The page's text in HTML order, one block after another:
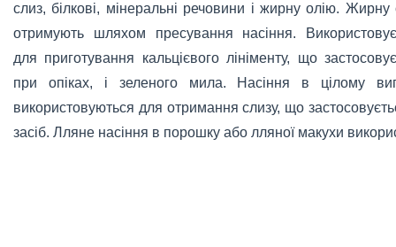
слиз, білкові, мінеральні речовини і жирну олію. Жирну
отримують шляхом пресування насіння.
для приготування кальцієвого лініменту, що
при опіках, і зеленого мила. Насіння в цілому
використовуються для отримання слизу, що
засіб. Лляне насіння в порошку або лляної макухи